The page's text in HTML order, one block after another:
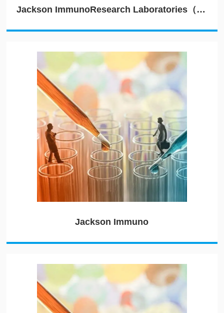
Jackson ImmunoResearch Laboratories（JIRL）
Jackson Immuno